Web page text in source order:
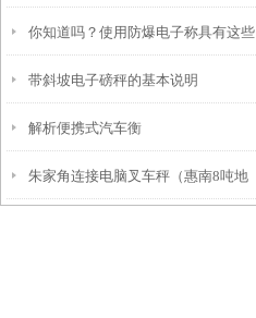
与创新
你知道吗？使用防爆电子称具有这些
优势！
带斜坡电子磅秤的基本说明
解析便携式汽车衡
朱家角连接电脑叉车秤（惠南8吨地